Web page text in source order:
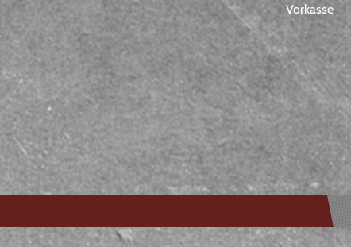
Vorkasse